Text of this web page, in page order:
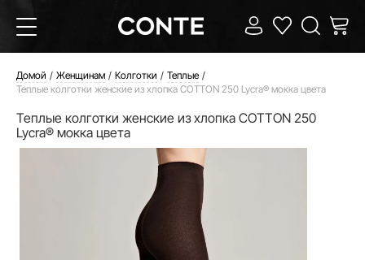
Домой Женщинам Колготки
Теплые
Теплые колготки женские из хлопка COTTON 250 Lycra® мокка цвета
Теплые колготки женские из хлопка COTTON 250
Lycra® мокка цвета